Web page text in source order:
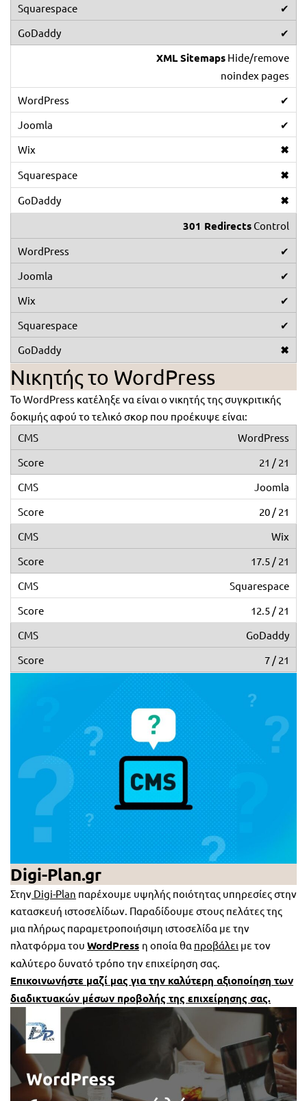
✔
✔
XML Sitemaps Hide/remove
noindex pages
✔
✔
✖
✖
✖
301 RedirectsControl
✔
✔
✔
✔
✖
Νικητής το WordPress
Το WordPress κατέληξε να είναι ο νικητής της συγκριτικής
δοκιμής αφού το τελικό σκορ που προέκυψε είναι:
WordPress
21 / 21
Joomla
20 / 21
Wix
17.5 / 21
Squarespace
12.5 / 21
GoDaddy
7 / 21
Digi-Plan.gr
Στην Digi-Plan παρέχουμε υψηλής ποιότητας υπηρεσίες στην
κατασκευή ιστοσελίδων. Παραδίδουμε στους πελάτες της
μια πλήρως παραμετροποιήσιμη ιστοσελίδα με την
πλατφόρμα του WordPress η οποία θα προβάλει με τον
καλύτερο δυνατό τρόπο την επιχείρηση σας.
Επικοινωνήστε μαζί μας για την καλύτερη αξιοποίηση των
διαδικτυακών μέσων προβολής της επιχείρησης σας.